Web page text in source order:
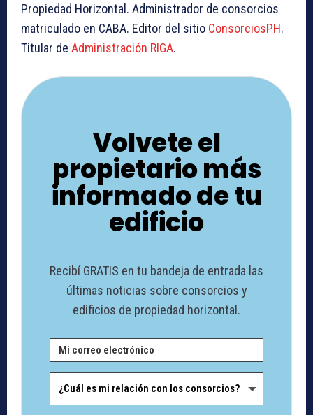
Propiedad Horizontal. Administrador de consorcios
matriculado en CABA. Editor del sitio ConsorciosPH.
Titular de Administración RIGA.
Volvete el
propietario más
informado de tu
edificio
Recibí GRATIS en tu bandeja de entrada las
últimas noticias sobre consorcios y
edificios de propiedad horizontal.